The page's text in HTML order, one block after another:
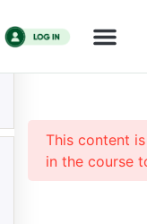
– Tư duy
HR Business
duy chiến
This content
in the course